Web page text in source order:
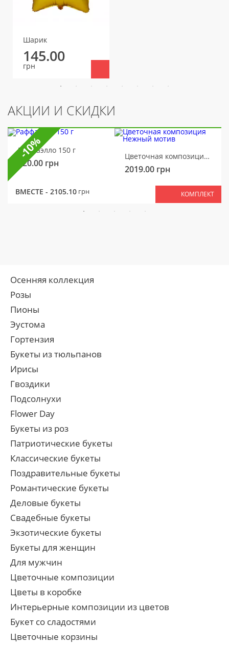
Шарик
145.00
грн
АКЦИИ И СКИДКИ
Раффаэлло 150 г
320.00 грн
Цветочная композиция Нежный мотив
2019.00 грн
ВМЕСТЕ - 2105.10 грн КОМПЛЕКТ
-10%
Осенняя коллекция
Розы
Пионы
Эустома
Гортензия
Букеты из тюльпанов
Ирисы
Гвоздики
Подсолнухи
Flower Day
Букеты из роз
Патриотические букеты
Классические букеты
Поздравительные букеты
Романтические букеты
Деловые букеты
Свадебные букеты
Экзотические букеты
Букеты для женщин
Для мужчин
Цветочные композиции
Цветы в коробке
Интерьерные композиции из цветов
Букет со сладостями
Цветочные корзины